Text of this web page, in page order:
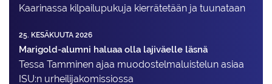
Kaarinassa kilpailupukuja kierrätetään ja tuunataan
25. KESÄKUUTA 2026
Marigold-alumni haluaa olla lajiväelle läsnä
Tessa Tamminen ajaa muodostelma­luistelun asiaa
ISU:n urheilija­komissiossa